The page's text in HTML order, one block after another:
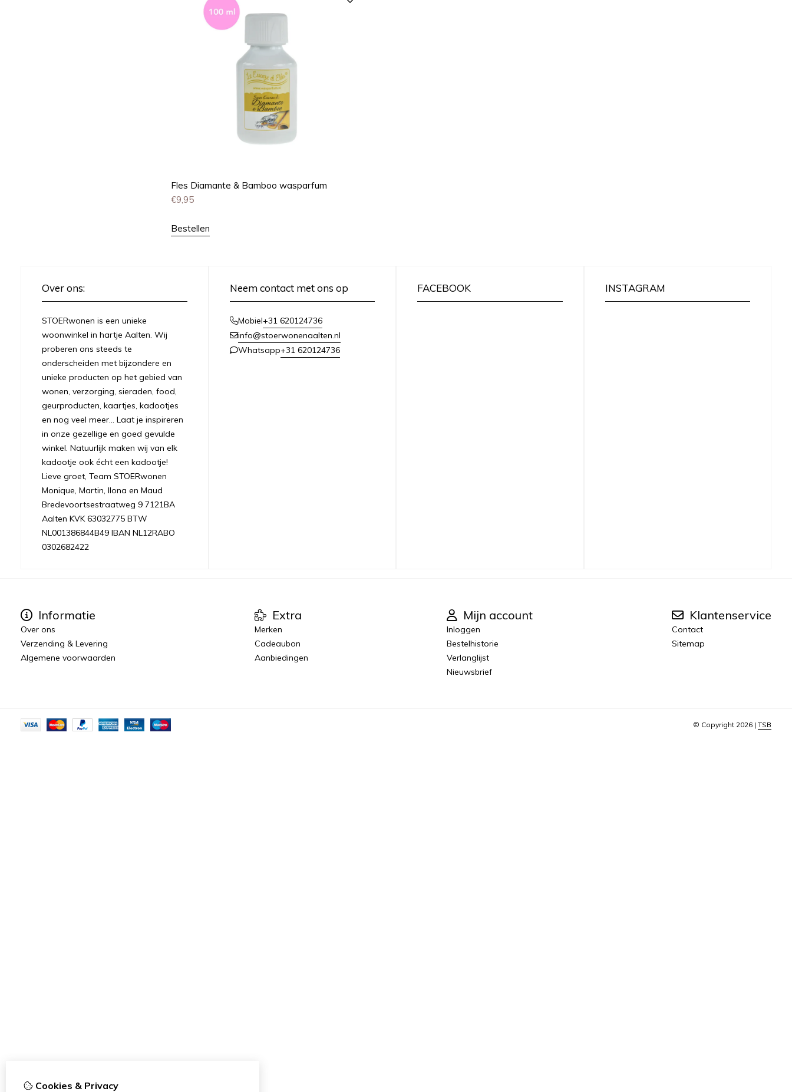
Fles Diamante & Bamboo wasparfum
€9,95
Bestellen
Over ons:
STOERwonen is een unieke
woonwinkel in hartje Aalten. Wij
proberen ons steeds te
onderscheiden met bijzondere en
unieke producten op het gebied van
wonen, verzorging, sieraden, food,
geurproducten, kaartjes, kadootjes
en nog veel meer... Laat je inspireren
in onze gezellige en goed gevulde
winkel. Natuurlijk maken wij van elk
kadootje ook écht een kadootje!
Lieve groet, Team STOERwonen
Monique, Martin, Ilona en Maud
Bredevoortsestraatweg 9 7121BA
Aalten KVK 63032775 BTW
NL001386844B49 IBAN NL12RABO
0302682422
Neem contact met ons op
Mobiel+31 620124736
info@stoerwonenaalten.nl
Whatsapp+31 620124736
FACEBOOK INSTAGRAM
Informatie
Over ons
Verzending & Levering
Algemene voorwaarden
Extra
Merken
Cadeaubon
Aanbiedingen
Mijn account
Inloggen
Bestelhistorie
Verlanglijst
Nieuwsbrief
Klantenservice
Contact
Sitemap
© Copyright 2026 | TSB
Cookies & Privacy